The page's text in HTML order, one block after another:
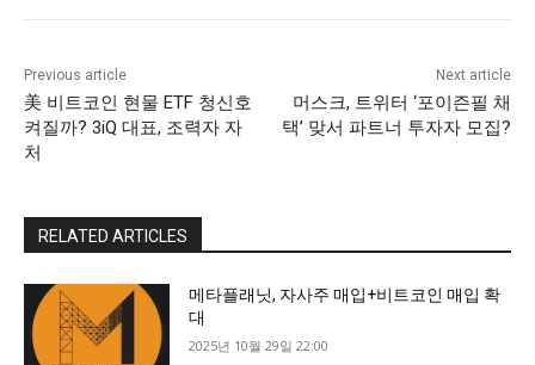
Previous article
美 비트코인 현물 ETF 청신호
켜질까? 3iQ 대표, 조력자 자
처
Next article
머스크, 트위터 ‘포이즌필 채
택’ 맞서 파트너 투자자 모집?
RELATED ARTICLES
메타플래닛, 자사주 매입+비트코인 매입 확
대
2025년 10월 29일 22:00